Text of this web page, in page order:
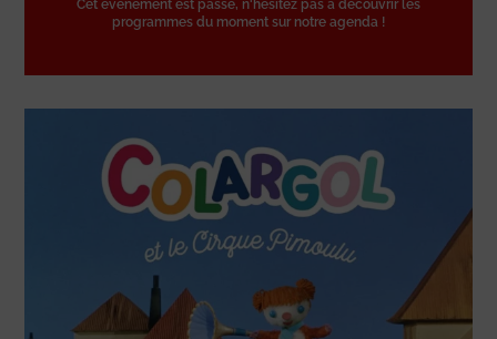
Cet événement est passé, n'hésitez pas à découvrir les
programmes du moment sur notre agenda !